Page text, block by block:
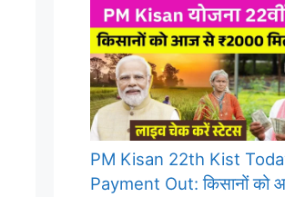
PM Kisan 22th Kist
Payment Out: किसानों को